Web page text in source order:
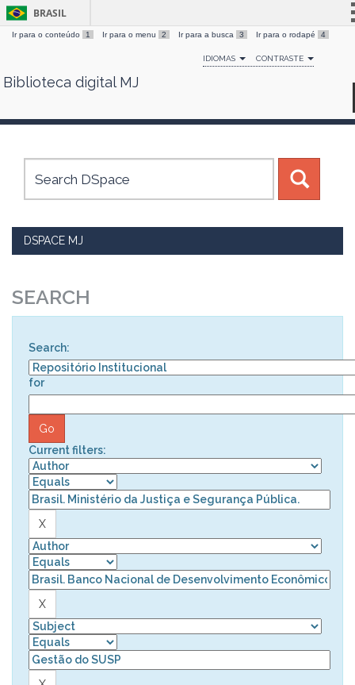
Skip
BRASIL
Simplifique!
Comunica BR
Canais
Ir para o conteúdo 1 Ir para o menu 2 Ir para a busca 3 Ir para o rodapé 4
IDIOMAS CONTRASTE
Biblioteca digital MJ
DSPACE MJ
SEARCH
Search:
for
Current filters: